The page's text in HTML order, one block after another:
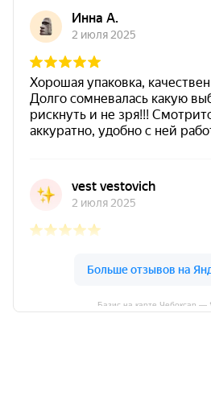
Базис на карте Чебоксар —